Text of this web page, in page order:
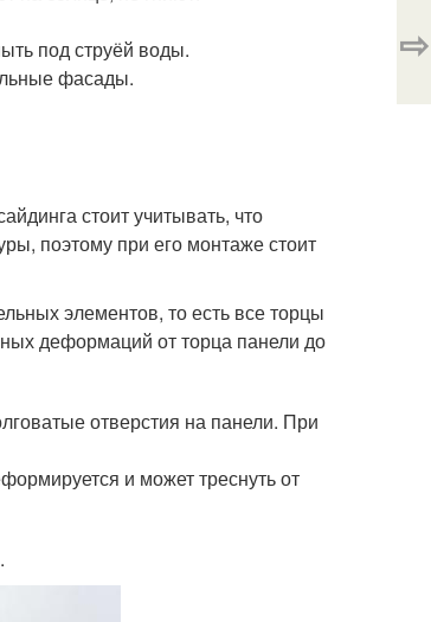
под струёй воды.
фасады.
стоит учитывать, что
поэтому при его монтаже стоит
элементов, то есть все торцы
деформаций от торца панели до
отверстия на панели. При
и может треснуть от
⇨